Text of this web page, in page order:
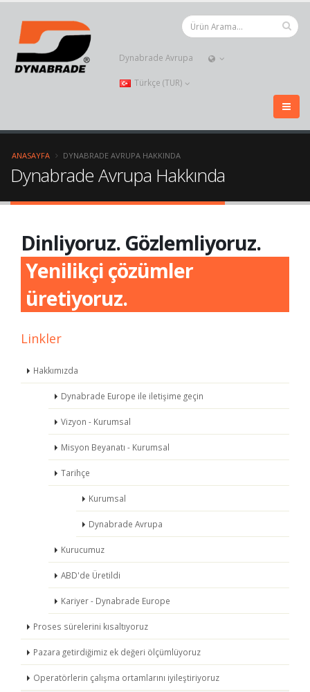
Dynabrade Avrupa
Türkçe (TUR)
ANASAYFA DYNABRADE AVRUPA HAKKINDA
Dynabrade Avrupa Hakkında
Dinliyoruz. Gözlemliyoruz.
Yenilikçi çözümler
üretiyoruz.
Linkler
Hakkımızda
Dynabrade Europe ile iletişime geçin
Vizyon - Kurumsal
Misyon Beyanatı - Kurumsal
Tarihçe
Kurumsal
Dynabrade Avrupa
Kurucumuz
ABD'de Üretildi
Kariyer - Dynabrade Europe
Proses sürelerini kısaltıyoruz
Pazara getirdiğimiz ek değeri ölçümlüyoruz
Operatörlerin çalışma ortamlarını iyileştiriyoruz